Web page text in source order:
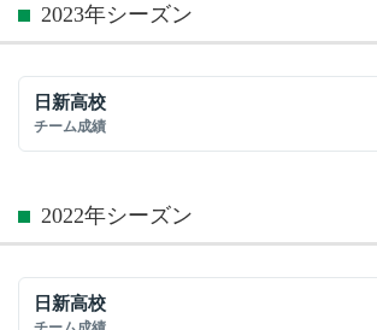
2023年シーズン
日新高校
チーム成績
2022年シーズン
日新高校